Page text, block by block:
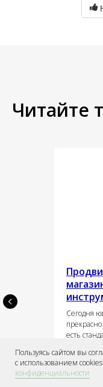
Читайте
Сегодня
есть
этой статье.
Пользуясь сайтом вы
с использованием
конфиденциальности